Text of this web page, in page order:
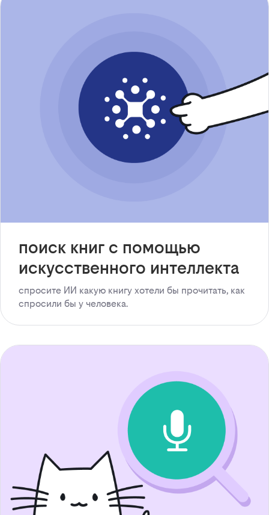
поиск книг с помощью
искусственного интеллекта
спросите ИИ какую книгу хотели бы прочитать, как
спросили бы у человека.